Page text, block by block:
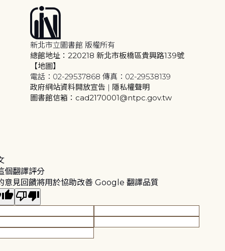
新北市立圖書館 版權所有
總館地址：220218 新北市板橋區貴興路139號
【地圖】
電話：02-29537868 傳真：02-29538139
政府網站資料開放宣告 | 隱私權聲明
圖書館信箱：cad2170001@ntpc.gov.tw
個翻譯評分
意見回饋將用於協助改善 Google 翻譯品質